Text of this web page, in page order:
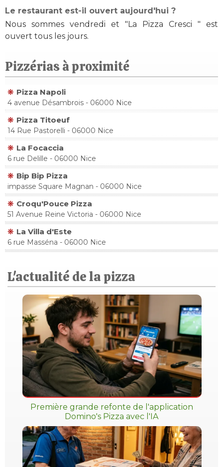
Le restaurant est-il ouvert aujourd'hui ?
Nous sommes vendredi et "La Pizza Cresci " est
ouvert tous les jours.
Pizzérias à proximité
Pizza Napoli
4 avenue Désambrois - 06000 Nice
Pizza Titoeuf
14 Rue Pastorelli - 06000 Nice
La Focaccia
6 rue Delille - 06000 Nice
Bip Bip Pizza
impasse Square Magnan - 06000 Nice
Croqu'Pouce Pizza
51 Avenue Reine Victoria - 06000 Nice
La Villa d'Este
6 rue Masséna - 06000 Nice
L'actualité de la pizza
Première grande refonte de l'application
Domino's Pizza avec l'IA